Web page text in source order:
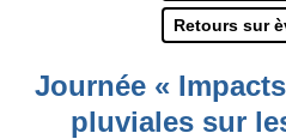
Retours sur
Journée «
pluviales sur